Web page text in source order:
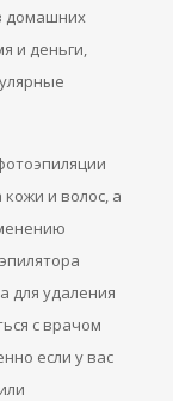
домашних
и деньги,
кожи и волос, а
для удаления
с врачом
если у вас